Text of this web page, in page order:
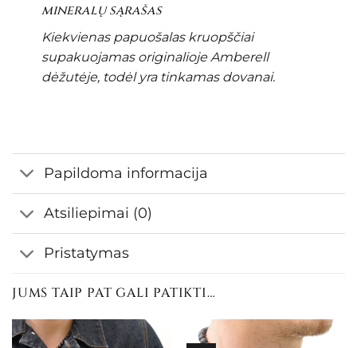
mineralų sąrašas
Kiekvienas papuošalas kruopščiai
supakuojamas originalioje Amberell
dėžutėje, todėl yra tinkamas dovanai.
Papildoma informacija
Atsiliepimai (0)
Pristatymas
JUMS TAIP PAT GALI PATIKTI…